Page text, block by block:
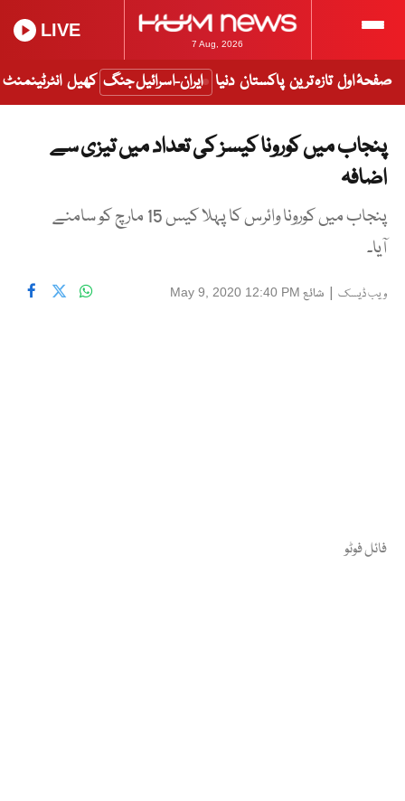
7 Aug, 2026
LIVE
صفحۂ اول تازہ ترین پاکستان دنیا ایران-اسرائیل جنگ کھیل انٹرٹینمنٹ
پنجاب میں کورونا کیسز کی تعداد میں تیزی سے
اضافہ
پنجاب میں کورونا وائرس کا پہلا کیس 15 مارچ کو سامنے
آیا۔
ویب ڈیسک | شائع May 9, 2020 12:40 PM
فائل فوٹو